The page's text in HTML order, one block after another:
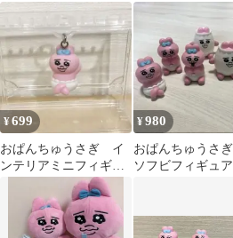
ニフィギュア 置物
フィギュア コン
¥699
おぱんちゅうさぎ イ
ンテリアミニフィギュ
ア めじるしアクセサ
リー キーホルダー
¥980
おぱんちゅうさ
ソフビフィギュ